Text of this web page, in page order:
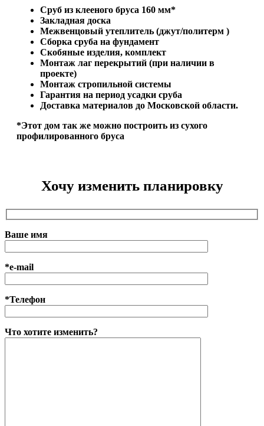
Сруб из клееного бруса 160 мм*
Закладная доска
Межвенцовый утеплитель (джут/политерм )
Сборка сруба на фундамент
Скобяные изделия, комплект
Монтаж лаг перекрытий (при наличии в
проекте)
Монтаж стропильной системы
Гарантия на период усадки сруба
Доставка материалов до Московской области.
*Этот дом так же можно построить из сухого
профилированного бруса
Хочу изменить планировку
Ваше имя
*e-mail
*Телефон
Что хотите изменить?